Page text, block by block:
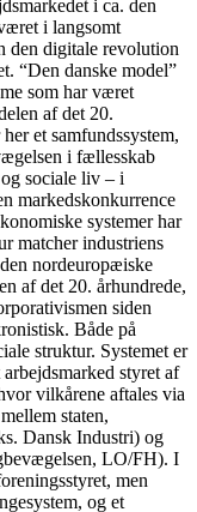
i ca. den
i langsomt
den digitale revolution
“Den danske model”
som har været
af det 20.
et samfundssystem,
i fællesskab
sociale liv – i
markedskonkurrence
systemer har
matcher industriens
nordeuropæiske
af det 20. århundrede,
siden
Både på
struktur. Systemet er
styret af
vilkårene aftales via
staten,
Dansk Industri) og
LO/FH). I
men
og et